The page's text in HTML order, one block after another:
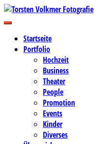
Zum
Inhalt
Torsten Volkmer
Business-, Portrait- und
Startseite
Portfolio
Hochzeit
Business
Theater
People
Promotion
Events
Kinder
Diverses